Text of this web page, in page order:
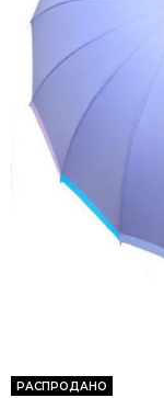
РАСПРОДАНО